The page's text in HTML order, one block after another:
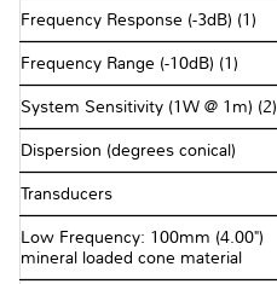
Frequency Response (-3dB) (1)
Frequency Range (-10dB) (1)
System Sensitivity (1W @ 1m) (2)
Dispersion (degrees conical)
Transducers
Low Frequency: 100mm (4.00")
mineral loaded cone material